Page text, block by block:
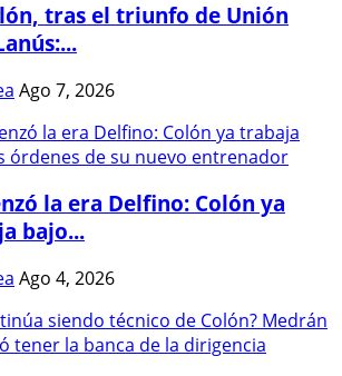
tras el triunfo de Unión
Ago 7, 2026
la era Delfino: Colón ya
bajo...
Ago 4, 2026